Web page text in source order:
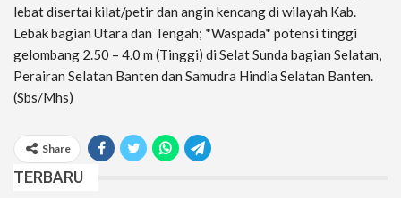
lebat disertai kilat/petir dan angin kencang di wilayah Kab.
Lebak bagian Utara dan Tengah; *Waspada* potensi tinggi
gelombang 2.50 – 4.0 m (Tinggi) di Selat Sunda bagian Selatan,
Perairan Selatan Banten dan Samudra Hindia Selatan Banten.
(Sbs/Mhs)
Share
TERBARU